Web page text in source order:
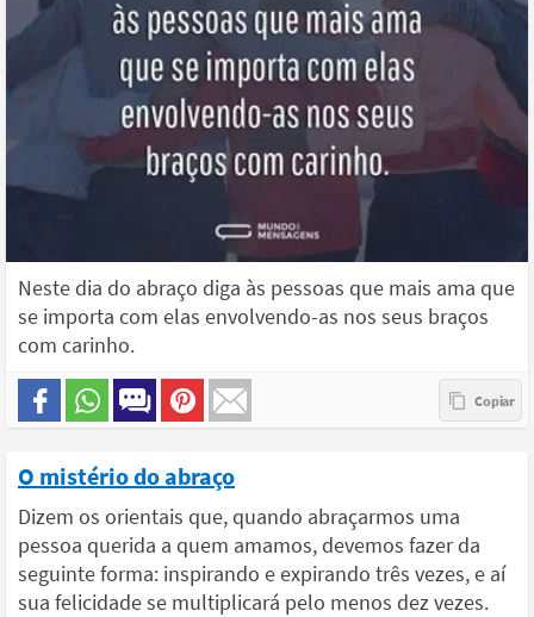
Neste dia do abraço diga às pessoas que mais ama que
se importa com elas envolvendo-as nos seus braços
com carinho.
O mistério do abraço
Dizem os orientais que, quando abraçarmos uma
pessoa querida a quem amamos, devemos fazer da
seguinte forma: inspirando e expirando três vezes, e aí
sua felicidade se multiplicará pelo menos dez vezes.